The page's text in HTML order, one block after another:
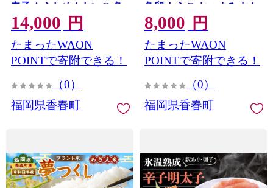
辛子 からしめんたいこ 魚
卵 たらこ おつまみ おかず
海鮮 魚介類 魚介
14,000 円
たまったWAON
POINTで寄附できる！
（0）
福岡県香春町
魚卵 たらこ おつまみ おか
ず 海鮮 魚介類 魚介
8,000 円
たまったWAON
POINTで寄附できる！
（0）
福岡県香春町